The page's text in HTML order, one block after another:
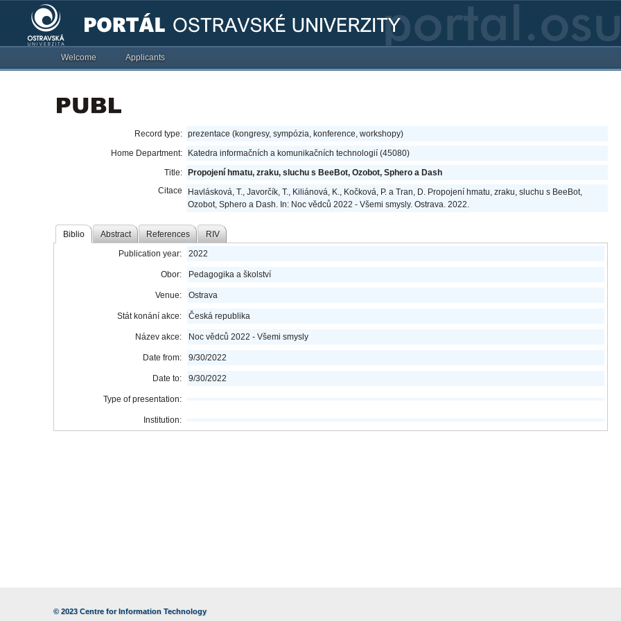
Welcome Applicants
Record type: prezentace (kongresy, sympózia, konference, workshopy)
Home Department:
Katedra informačních a komunikačních technologií (45080)
Title:
Propojení hmatu, zraku, sluchu s BeeBot, Ozobot, Sphero a Dash
Citace
Havlásková, T., Javorčík, T., Kiliánová, K., Kočková, P. a Tran, D. Propojení hmatu, zraku, sluchu s BeeBot,
Ozobot, Sphero a Dash. In: Noc vědců 2022 - Všemi smysly. Ostrava. 2022.
Biblio Abstract References RIV
Publication year: 2022
Obor: Pedagogika a školství
Venue: Ostrava
Stát konání akce: Česká republika
Název akce: Noc vědců 2022 - Všemi smysly
Date from: 9/30/2022
Date to: 9/30/2022
Type of presentation:
Institution:
© 2023Centre for Information Technology